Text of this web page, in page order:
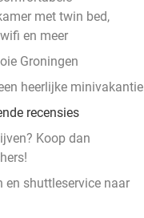
met twin bed,
en meer
Groningen
heerlijke minivakantie
recensies
Koop dan
en shuttleservice naar